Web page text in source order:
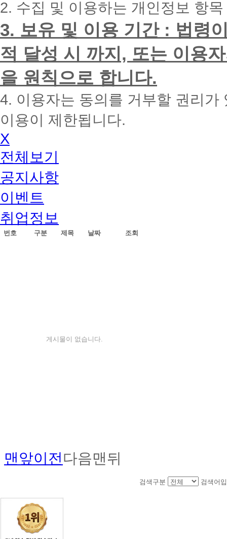
화
드
리
겠
습
니
다.
2. 수집 및 이용하는 개인정보 항
3. 보유 및 이용 기간 : 법령
적 달성 시 까지, 또는 이용
을 원칙으로 합니다.
4. 이용자는 동의를 거부할 권리
이용이 제한됩니다.
X
전체보기
공지사항
이벤트
취업정보
번호 구분 제목 날짜 조회
게시물이 없습니다.
맨앞이전다음맨뒤
검색구분 검색어